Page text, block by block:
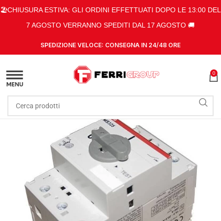
🏖️CHIUSURA ESTIVA: GLI ORDINI EFFETTUATI DOPO LE 13:00 DEL
7 AGOSTO VERRANNO SPEDITI DAL 17 AGOSTO 🚚
SPEDIZIONE VELOCE: CONSEGNA IN 24/48 ORE
0